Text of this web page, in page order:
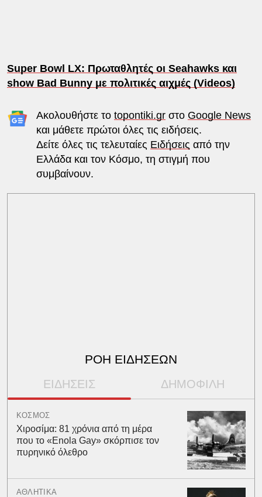
Super Bowl LX: Πρωταθλητές οι Seahawks και
show Bad Bunny με πολιτικές αιχμές (Videos)
Ακολουθήστε το topontiki.grστο Google News
και μάθετε πρώτοι όλες τις ειδήσεις.
Δείτε όλες τις τελευταίες Ειδήσεις από την
Ελλάδα και τον Κόσμο, τη στιγμή που
συμβαίνουν.
ΡΟΗ ΕΙΔΗΣΕΩΝ
ΕΙΔΗΣΕΙΣ ΔΗΜΟΦΙΛΗ
ΚΟΣΜΟΣ
Χιροσίμα: 81 χρόνια από τη μέρα
που το «Enola Gay» σκόρπισε τον
πυρηνικό όλεθρο
ΑΘΛΗΤΙΚΑ